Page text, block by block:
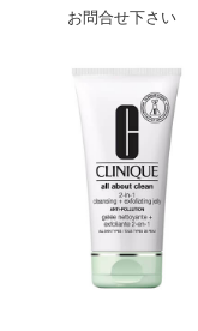
お問合せ下さい